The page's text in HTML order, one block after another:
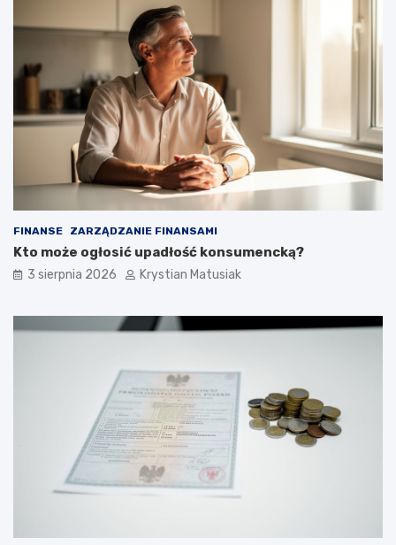
FINANSE ZARZĄDZANIE FINANSAMI
Kto może ogłosić upadłość konsumencką?
3 sierpnia 2026 Krystian Matusiak